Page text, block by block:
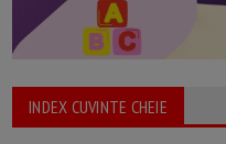
INDEX CUVINTE CHEIE